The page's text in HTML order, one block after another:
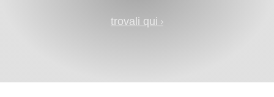
trovali qui